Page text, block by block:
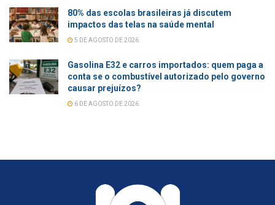
80% das escolas brasileiras já discutem
impactos das telas na saúde mental
5 DE AGOSTO DE 2026
Gasolina E32 e carros importados: quem paga a
conta se o combustível autorizado pelo governo
causar prejuízos?
6 DE AGOSTO DE 2026